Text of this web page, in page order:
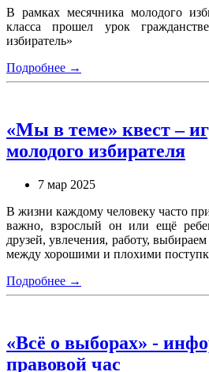
В рамках месячника молодого
класса прошел урок
избиратель»
Подробнее →
«Мы в теме» квест –
молодого избирателя
7 мар 2025
В жизни каждому человеку часто
важно, взрослый он или ещё
друзей, увлечения, работу,
между хорошими и плохими
Подробнее →
«Всё о выборах» -
правовой час